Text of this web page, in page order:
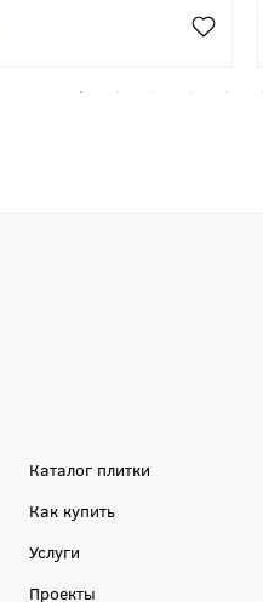
Каталог плитки
Как купить
Услуги
Проекты